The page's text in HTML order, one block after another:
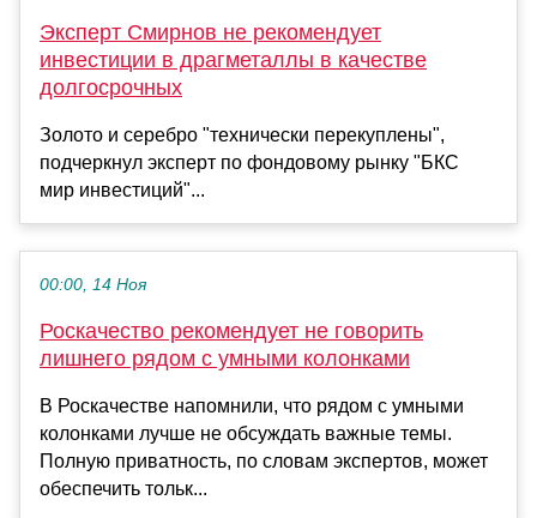
Эксперт Смирнов не рекомендует
инвестиции в драгметаллы в качестве
долгосрочных
Золото и серебро "технически перекуплены",
подчеркнул эксперт по фондовому рынку "БКС
мир инвестиций"...
00:00, 14 Ноя
Роскачество рекомендует не говорить
лишнего рядом с умными колонками
В Роскачестве напомнили, что рядом с умными
колонками лучше не обсуждать важные темы.
Полную приватность, по словам экспертов, может
обеспечить тольк...